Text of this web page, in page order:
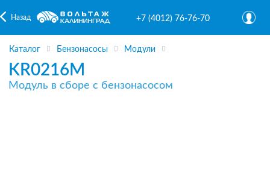
Назад +7 (4012) 76-76-70
Каталог Бензонасосы Модули
KR0216M
Модуль в сборе с бензонасосом